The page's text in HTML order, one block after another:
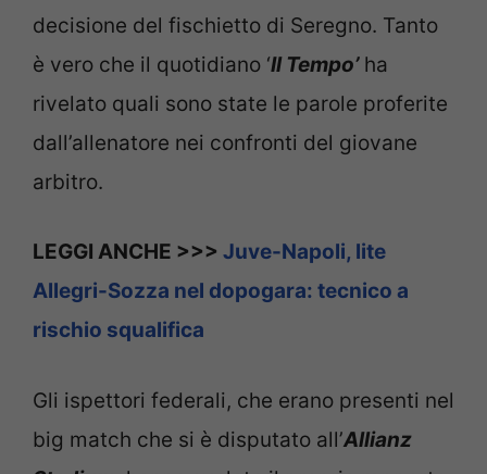
decisione del fischietto di Seregno. Tanto
è vero che il quotidiano ‘Il Tempo’ha
rivelato quali sono state le parole proferite
dall’allenatore nei confronti del giovane
arbitro.
LEGGI ANCHE >>> Juve-Napoli, lite
Allegri-Sozza nel dopogara: tecnico a
rischio squalifica
Gli ispettori federali, che erano presenti nel
big match che si è disputato all’Allianz